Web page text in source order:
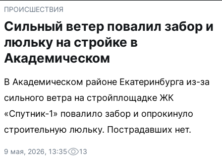
ПРОИСШЕСТВИЯ
Сильный ветер повалил забор и
люльку на стройке в
Академическом
В Академическом районе Екатеринбурга из-за
сильного ветра на стройплощадке ЖК
«Спутник-1» повалило забор и опрокинуло
строительную люльку. Пострадавших нет.
9 мая, 2026, 13:35 13